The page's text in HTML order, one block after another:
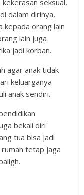
seksual,
dalam dirinya,
kepada orang lain
lain juga
jadi korban.
agar anak tidak
keluarganya
anak sendiri.
bekali diri
tua bisa jadi
rumah tetap jaga